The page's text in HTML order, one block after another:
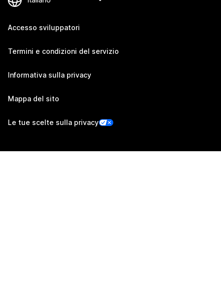
Accesso sviluppatori
Termini e condizioni del servizio
Informativa sulla privacy
Mappa del sito
Le tue scelte sulla privacy